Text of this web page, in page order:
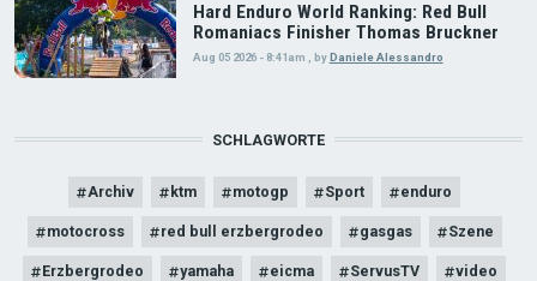
Hard Enduro World Ranking: Red Bull
Romaniacs Finisher Thomas Bruckner
Aug 05 2026 - 8:41am byDaniele Alessandro
SCHLAGWORTE
Archiv ktm motogp Sport enduro
motocross red bull erzbergrodeo gasgas Szene
Erzbergrodeo yamaha eicma ServusTV video